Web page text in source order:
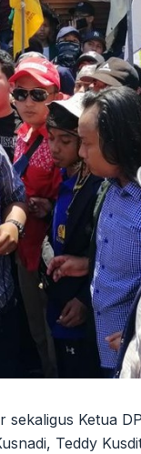
sekaligus Ketua
Teddy